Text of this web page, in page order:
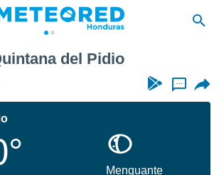
del Pidio
...
Menguante